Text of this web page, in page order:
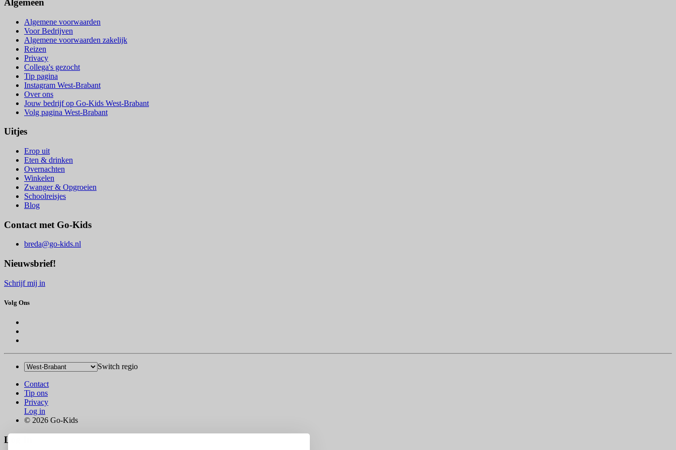
Algemeen
Algemene voorwaarden
Voor Bedrijven
Algemene voorwaarden zakelijk
Reizen
Privacy
Collega's gezocht
Tip pagina
Instagram West-Brabant
Over ons
Jouw bedrijf op Go-Kids West-Brabant
Volg pagina West-Brabant
Uitjes
Erop uit
Eten & drinken
Overnachten
Winkelen
Zwanger & Opgroeien
Schoolreisjes
Blog
Contact met Go-Kids
breda@go-kids.nl
Nieuwsbrief!
Schrijf mij in
Volg Ons
Switch regio
Contact
Tip ons
Privacy
Log in
© 2026 Go-Kids
Log In